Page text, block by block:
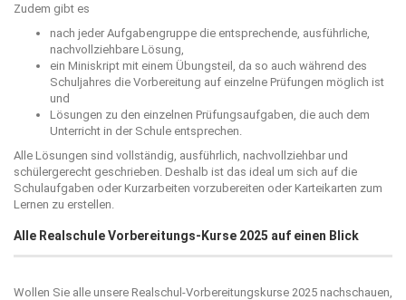
Zudem gibt es
nach jeder Aufgabengruppe die entsprechende, ausführliche,
nachvollziehbare Lösung,
ein Miniskript mit einem Übungsteil, da so auch während des
Schuljahres die Vorbereitung auf einzelne Prüfungen möglich ist
und
Lösungen zu den einzelnen Prüfungsaufgaben, die auch dem
Unterricht in der Schule entsprechen.
Alle Lösungen sind vollständig, ausführlich, nachvollziehbar und
schülergerecht geschrieben. Deshalb ist das ideal um sich auf die
Schulaufgaben oder Kurzarbeiten vorzubereiten oder Karteikarten zum
Lernen zu erstellen.
Alle Realschule Vorbereitungs-Kurse 2025 auf einen Blick
Wollen Sie alle unsere Realschul-Vorbereitungskurse 2025 nachschauen,